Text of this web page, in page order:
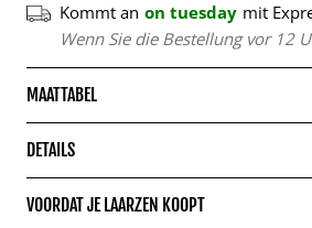
Kommt an on tuesday mit
Wenn Sie die Bestellung vor 12
MAATTABEL
DETAILS
VOORDAT JE LAARZEN KOOPT